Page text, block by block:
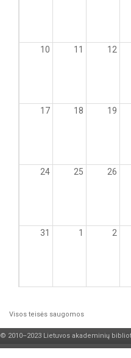
10 11 12
17 18 19
24 25 26
31 1 2
Visos teisės saugomos
© 2010–2023 Lietuvos akademinių